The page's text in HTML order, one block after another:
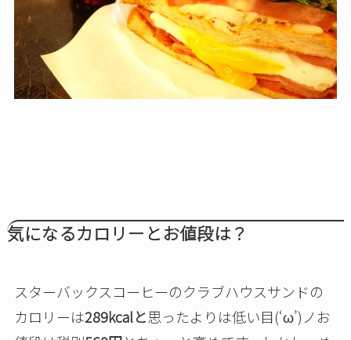
気になるカロリーとお値段は？
スターバックスコーヒーのクラブハウスサンドの
カロリーは289kcalと思ったよりは低い目(‘ω’)ノお